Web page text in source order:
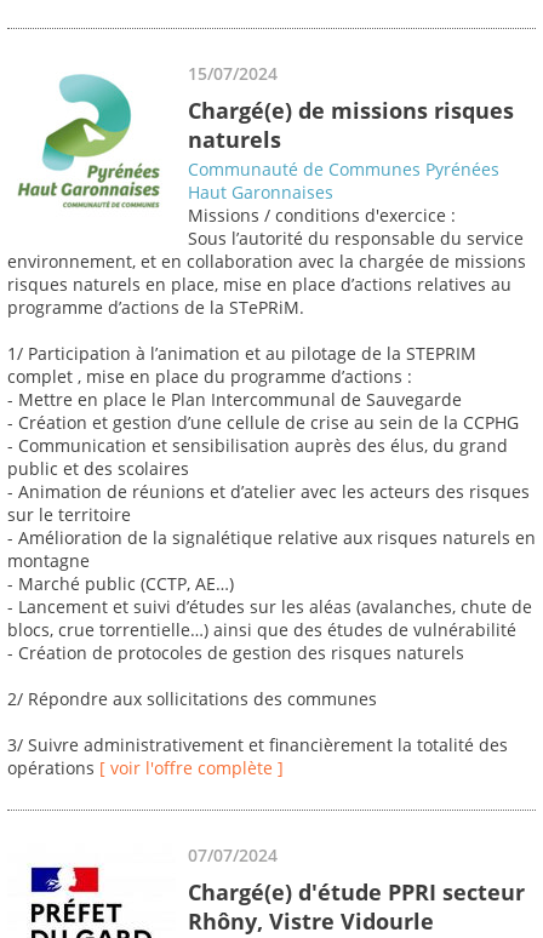
15/07/2024
Chargé(e) de missions risques
naturels
Communauté de Communes Pyrénées
Haut Garonnaises
Missions / conditions d'exercice :
Sous l’autorité du responsable du service
environnement, et en collaboration avec la chargée de missions
risques naturels en place, mise en place d’actions relatives au
programme d’actions de la STePRiM.
1/ Participation à l’animation et au pilotage de la STEPRIM
complet , mise en place du programme d’actions :
- Mettre en place le Plan Intercommunal de Sauvegarde
- Création et gestion d’une cellule de crise au sein de la CCPHG
- Communication et sensibilisation auprès des élus, du grand
public et des scolaires
- Animation de réunions et d’atelier avec les acteurs des risques
sur le territoire
- Amélioration de la signalétique relative aux risques naturels en
montagne
- Marché public (CCTP, AE…)
- Lancement et suivi d’études sur les aléas (avalanches, chute de
blocs, crue torrentielle…) ainsi que des études de vulnérabilité
- Création de protocoles de gestion des risques naturels
2/ Répondre aux sollicitations des communes
3/ Suivre administrativement et financièrement la totalité des
opérations [ voir l'offre complète ]
07/07/2024
Chargé(e) d'étude PPRI secteur
Rhôny, Vistre Vidourle